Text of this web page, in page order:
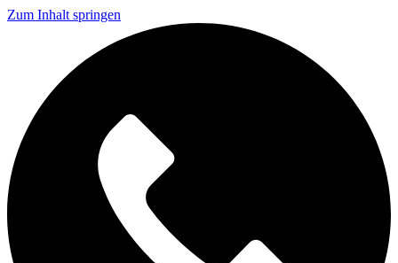
Zum Inhalt springen